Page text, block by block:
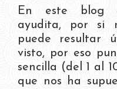
En este blog
ayudita, por si
puede resultar
visto, por eso
sencilla (del 1 al
que nos ha